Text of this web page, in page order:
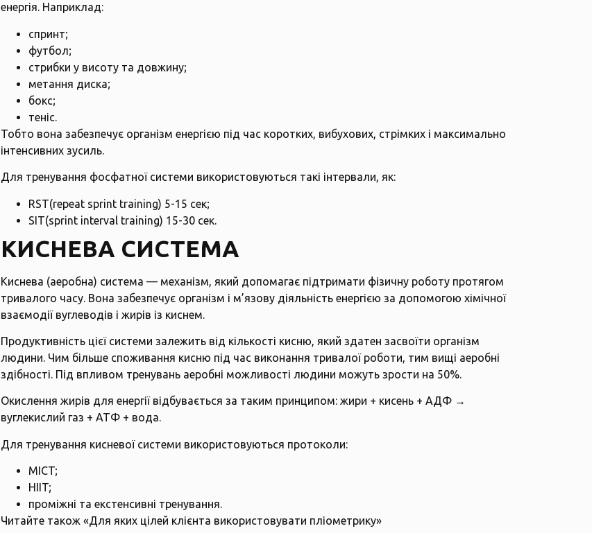
енергія. Наприклад:
спринт;
футбол;
стрибки у висоту та довжину;
метання диска;
бокс;
теніс.
Тобто вона забезпечує організм енергією під час коротких, вибухових, стрімких і максимально
інтенсивних зусиль.
Для тренування фосфатної системи використовуються такі інтервали, як:
RST(repeat sprint training) 5-15 сек;
SIT(sprint interval training) 15-30 сек.
КИСНЕВА СИСТЕМА
Киснева (аеробна) система — механізм, який допомагає підтримати фізичну роботу протягом
тривалого часу. Вона забезпечує організм і м’язову діяльність енергією за допомогою хімічної
взаємодії вуглеводів і жирів із киснем.
Продуктивність цієї системи залежить від кількості кисню, який здатен засвоїти організм
людини. Чим більше споживання кисню під час виконання тривалої роботи, тим вищі аеробні
здібності. Під впливом тренувань аеробні можливості людини можуть зрости на 50%.
Окислення жирів для енергії відбувається за таким принципом: жири + кисень + АДФ →
вуглекислий газ + АТФ + вода.
Для тренування кисневої системи використовуються протоколи:
MICT;
HIIT;
проміжні та екстенсивні тренування.
Читайте також «Для яких цілей клієнта використовувати пліометрику»